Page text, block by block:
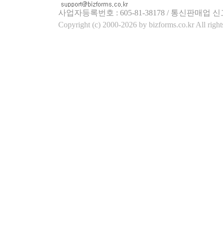
사업자등록번호 : 605-81-38178 / 통신판매업
Copyright (c) 2000-2026 by bizforms.co.kr All